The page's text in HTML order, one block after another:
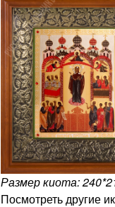
Размер киота:
Посмотреть другие